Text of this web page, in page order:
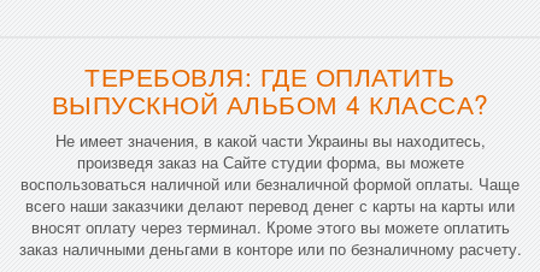
ТЕРЕБОВЛЯ: ГДЕ ОПЛАТИТЬ
ВЫПУСКНОЙ АЛЬБОМ 4 КЛАССА?
Не имеет значения, в какой части Украины вы находитесь,
произведя заказ на Сайте студии форма, вы можете
воспользоваться наличной или безналичной формой оплаты. Чаще
всего наши заказчики делают перевод денег с карты на карты или
вносят оплату через терминал. Кроме этого вы можете оплатить
заказ наличными деньгами в конторе или по безналичному расчету.